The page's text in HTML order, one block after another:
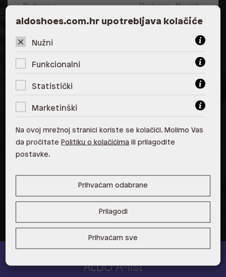
Poslovnica Dostupno Na upit
ALDO, City Center One East 10000
Zagreb
10000 Zagreb
ALDO, Arena Centar 10020 Zagreb
ALDO, Mall of Split Split
ALDO, City Center One Split 21000
ALDO, Tower Centar 51000 Rijeka
ALDO A-list
aldoshoes.com.hr upotrebljava kolačiće
Nužni
Funkcionalni
Statistički
Marketinški
Na ovoj mrežnoj stranici koriste se kolačići. Molimo Vas
da pročitate Politiku o kolačićima ili prilagodite
postavke.
Prihvaćam odabrane
Prilagodi
Prihvaćam sve